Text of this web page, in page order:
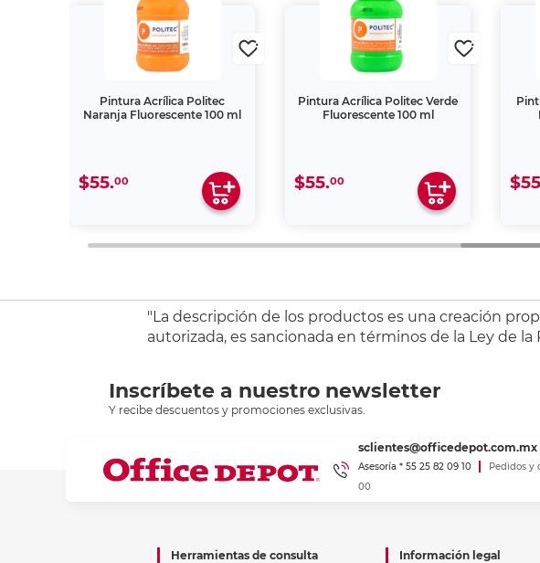
Pintura Acrílica Politec
Naranja Fluorescente 100 ml
$55.00
Pintura Acrílica Politec Verde
Fluorescente 100 ml
$55.00
"La descripción de los productos es una creación
autorizada, es sancionada en términos de la Ley de
Inscríbete a nuestro newsletter
Y recibe descuentos y promociones exclusivas.
sclientes@officedepot.com.mx
Asesoría * 55 25 82 09 10
Pedidos y
00
Herramientas de consulta Información legal